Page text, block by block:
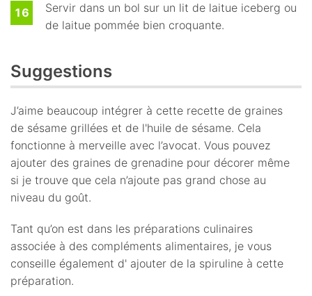
Servir dans un bol sur un lit de laitue iceberg ou
de laitue pommée bien croquante.
Suggestions
J’aime beaucoup intégrer à cette recette de graines
de sésame grillées et de l'huile de sésame. Cela
fonctionne à merveille avec l’avocat. Vous pouvez
ajouter des graines de grenadine pour décorer même
si je trouve que cela n’ajoute pas grand chose au
niveau du goût.
Tant qu’on est dans les préparations culinaires
associée à des compléments alimentaires, je vous
conseille également d' ajouter de la spiruline à cette
préparation.